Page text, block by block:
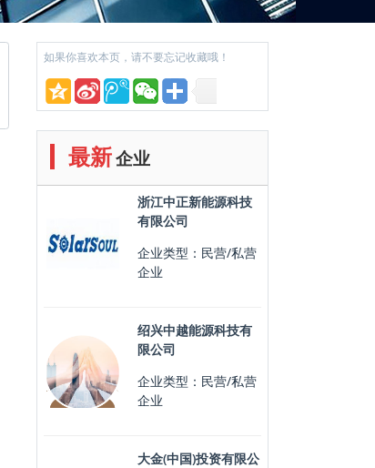
如果你喜欢本页，请不要忘记收藏哦！
最新企业
浙江中正新能源科技
有限公司
企业类型：民营/私营
企业
绍兴中越能源科技有
限公司
企业类型：民营/私营
企业
大金(中国)投资有限公